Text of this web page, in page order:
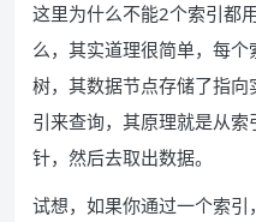
这里为什么不能2个索引都
么，其实道理很简单，每
树，其数据节点存储了指
引来查询，其原理就是从
针，然后去取出数据。
试想，如果你通过一个索